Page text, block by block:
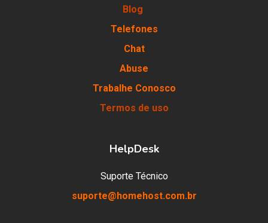
Blog
Telefones
Chat
Abuse
Trabalhe Conosco
Termos de uso
HelpDesk
Suporte Técnico
suporte@homehost.com.br